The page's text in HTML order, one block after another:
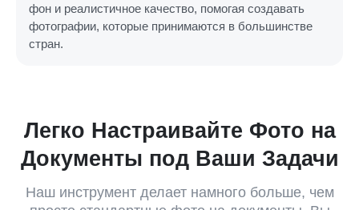
фон и реалистичное качество, помогая создавать
фотографии, которые принимаются в большинстве
стран.
Легко Настраивайте Фото на
Документы под Ваши Задачи
Наш инструмент делает намного больше, чем